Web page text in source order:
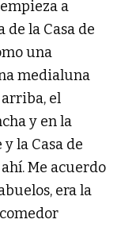
a
de la Casa de
una
medialuna
el
y en la
la Casa de
Me acuerdo
era la